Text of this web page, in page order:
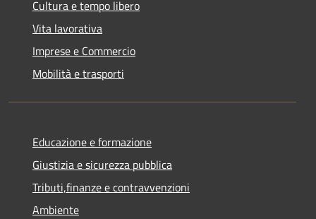
Cultura e tempo libero
Vita lavorativa
Imprese e Commercio
Mobilità e trasporti
Educazione e formazione
Giustizia e sicurezza pubblica
Tributi,finanze e contravvenzioni
Ambiente